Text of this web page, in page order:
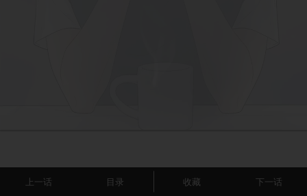
上一话 目录 收藏 下一话